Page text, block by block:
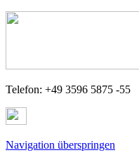
Telefon: +49 3596 5875 -55
Navigation überspringen